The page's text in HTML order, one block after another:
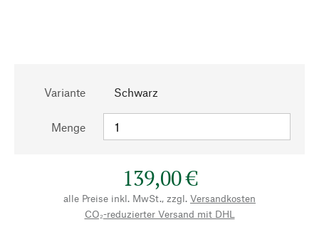
Variante Schwarz
Menge
139,00 €
alle Preise inkl. MwSt., zzgl. Versandkosten
CO₂-reduzierter Versand mit DHL